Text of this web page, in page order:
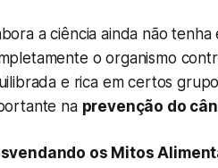
a ciência ainda não
o organismo
e rica em certos
na prevenção do
os Mitos